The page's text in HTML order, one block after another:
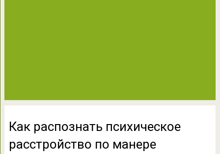
Как распознать психическое
расстройство по манере